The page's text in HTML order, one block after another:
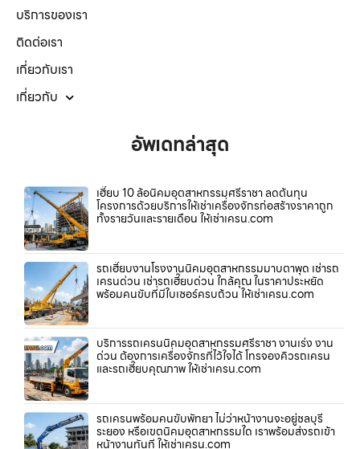
บริการของเรา
ติดต่อเรา
เกี่ยวกับเรา
เกี่ยวกับ
อัพเดทล่าสุด
เฮี๊ยบ 10 ล้อนิคมอุตสาหกรรมศรีราชา ลดต้นทุน
โครงการด้วยบริการให้เช่าเครื่องจักรก่อสร้างราคาถูก
ทั้งรายวันและรายเดือน ให้เช่าเครน.com
รถเฮี๊ยบงานโรงงานนิคมอุตสาหกรรมมาบตาพุด เช่ารถ
เครนด่วน เช่ารถเฮี๊ยบด่วน ใกล้คุณ ในราคาประหยัด
พร้อมคนขับที่มีใบเซอร์ครบถ้วน ให้เช่าเครน.com
บริการรถเครนนิคมอุตสาหกรรมศรีราชา งานเร่ง งาน
ด่วน ต้องการเครื่องจักรที่ไว้ใจได้ โทรจองคิวรถเครน
และรถเฮี๊ยบคุณภาพ ให้เช่าเครน.com
รถเครนพร้อมคนขับพัทยา ไม่ว่าหน้างานจะอยู่ชลบุรี
ระยอง หรือเขตนิคมอุตสาหกรรมใด เราพร้อมส่งรถเข้า
หน้างานทันที ให้เช่าเครน.com